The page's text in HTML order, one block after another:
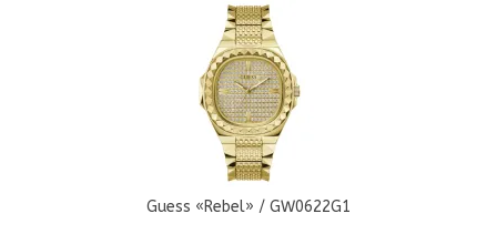
Guess «Rebel» / GW0622G1